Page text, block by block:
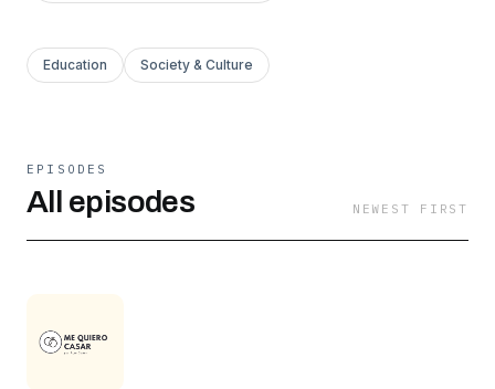
Education Society & Culture
EPISODES
All episodes NEWEST FIRST